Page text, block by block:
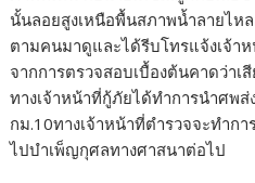
นั้นลอยสูงเหนือพื้นสภาพน้ำลายไห
ตามคนมาดูและได้รีบโทรแจ้งเจ้า
จากการตรวจสอบเบื้องต้นคาดว่า
ทางเจ้าหน้าที่กู้ภัยได้ทำการนำศพ
กม.10ทางเจ้าหน้าที่ตำรวจจะทำ
ไปบำเพ็ญกุศลทางศาสนาต่อไป